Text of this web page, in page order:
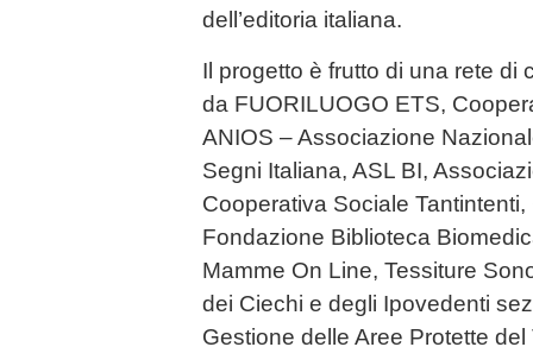
dell’editoria italiana.
Il progetto è frutto di una rete di
da FUORILUOGO ETS,
ANIOS – Associazione
Segni Italiana, ASL BI,
Cooperativa Sociale
Fondazione Biblioteca
Mamme On Line, Tessiture
dei Ciechi e degli Ipovedenti
Gestione delle Aree Protette